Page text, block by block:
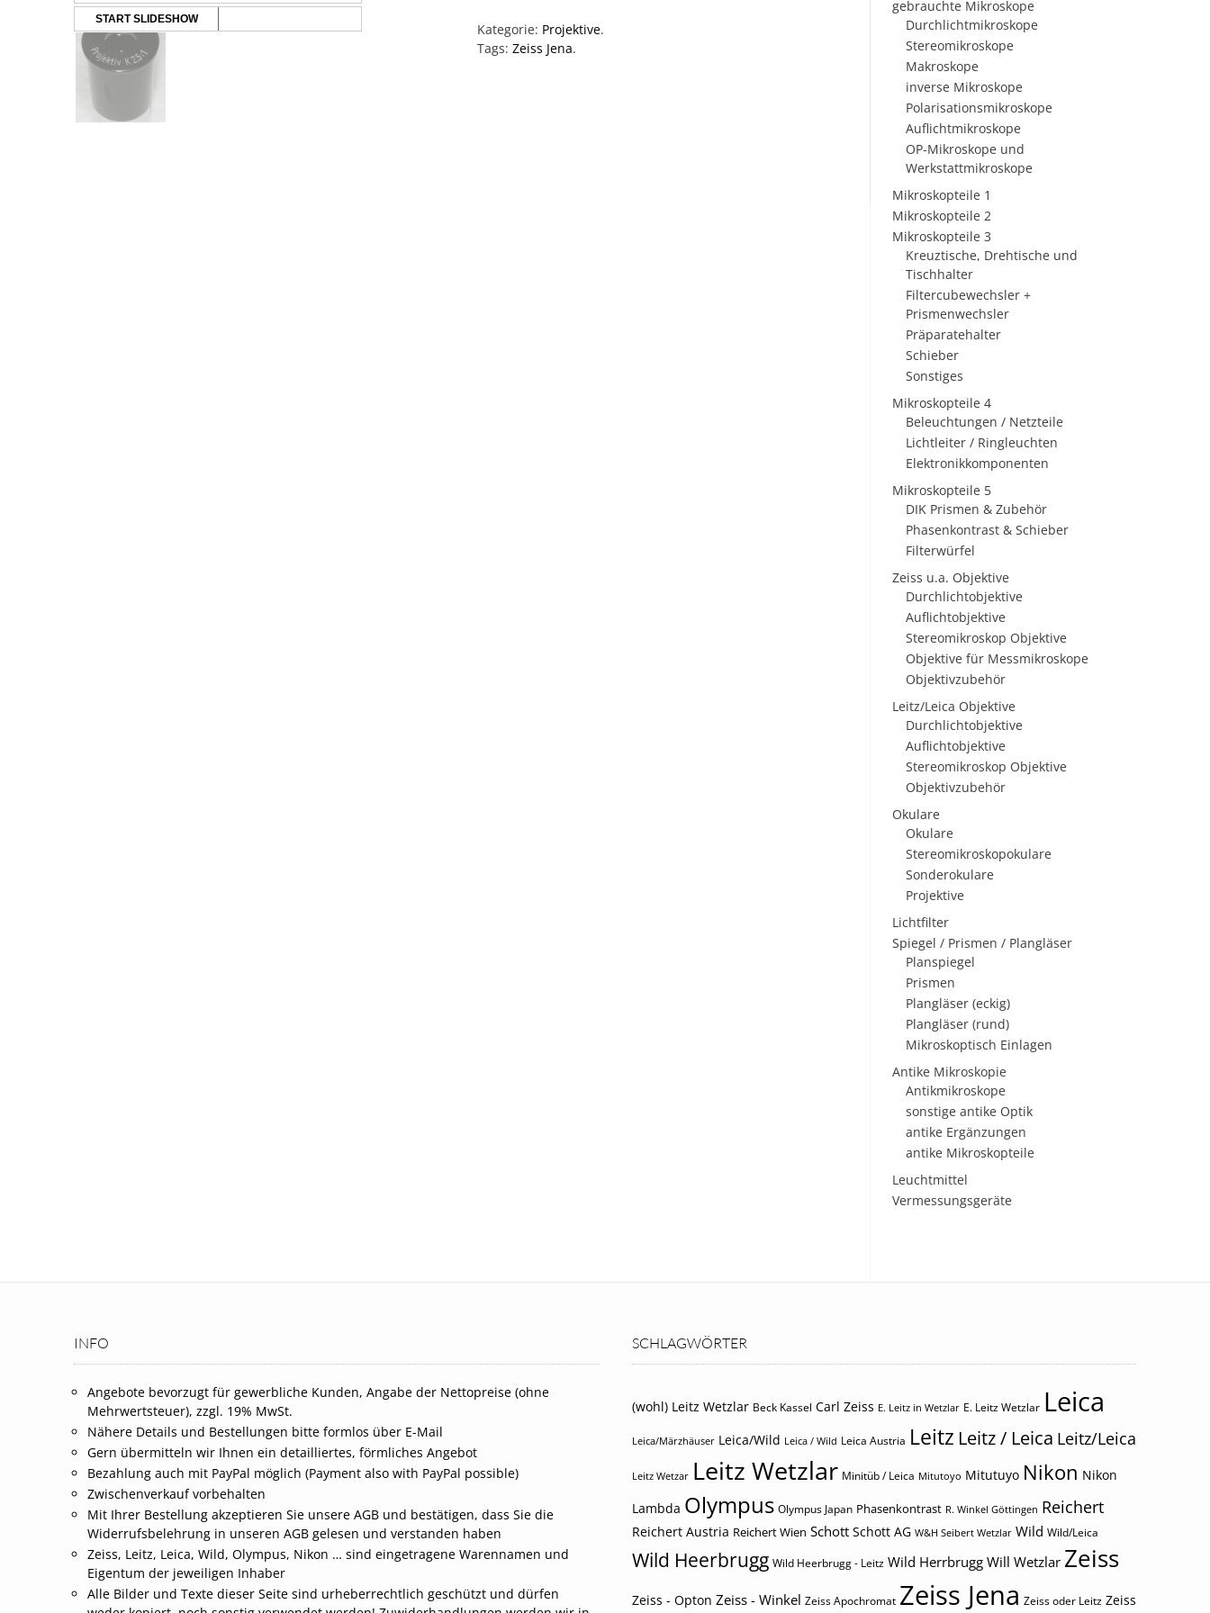
START SLIDESHOW
Kategorie: Projektive.
Tags: Zeiss Jena.
gebrauchte Mikroskope
Durchlichtmikroskope
Stereomikroskope
Makroskope
inverse Mikroskope
Polarisationsmikroskope
Auflichtmikroskope
OP-Mikroskope und
Werkstattmikroskope
Mikroskopteile 1
Mikroskopteile 2
Mikroskopteile 3
Kreuztische, Drehtische und
Tischhalter
Filtercubewechsler +
Prismenwechsler
Präparatehalter
Schieber
Sonstiges
Mikroskopteile 4
Beleuchtungen / Netzteile
Lichtleiter / Ringleuchten
Elektronikkomponenten
Mikroskopteile 5
DIK Prismen & Zubehör
Phasenkontrast & Schieber
Filterwürfel
Zeiss u.a. Objektive
Durchlichtobjektive
Auflichtobjektive
Stereomikroskop Objektive
Objektive für Messmikroskope
Objektivzubehör
Leitz/Leica Objektive
Durchlichtobjektive
Auflichtobjektive
Stereomikroskop Objektive
Objektivzubehör
Okulare
Okulare
Stereomikroskopokulare
Sonderokulare
Projektive
Lichtfilter
Spiegel / Prismen / Plangläser
Planspiegel
Prismen
Plangläser (eckig)
Plangläser (rund)
Mikroskoptisch Einlagen
Antike Mikroskopie
Antikmikroskope
sonstige antike Optik
antike Ergänzungen
antike Mikroskopteile
Leuchtmittel
Vermessungsgeräte
INFO
Angebote bevorzugt für gewerbliche Kunden, Angabe der Nettopreise (ohne
Mehrwertsteuer), zzgl. 19% MwSt.
Nähere Details und Bestellungen bitte formlos über E-Mail
Gern übermitteln wir Ihnen ein detailliertes, förmliches Angebot
Bezahlung auch mit PayPal möglich (Payment also with PayPal possible)
Zwischenverkauf vorbehalten
Mit Ihrer Bestellung akzeptieren Sie unsere AGB und bestätigen, dass Sie die
Widerrufsbelehrung in unseren AGB gelesen und verstanden haben
Zeiss, Leitz, Leica, Wild, Olympus, Nikon … sind eingetragene Warennamen und
Eigentum der jeweiligen Inhaber
Alle Bilder und Texte dieser Seite sind urheberrechtlich geschützt und dürfen
SCHLAGWÖRTER
(wohl) Leitz Wetzlar Beck Kassel Carl Zeiss E. Leitz in Wetzlar E. Leitz Wetzlar Leica
Leica/Märzhäuser Leica/Wild Leica / Wild Leica Austria Leitz Leitz / Leica Leitz/Leica
Leitz Wetzar Leitz Wetzlar Minitüb / Leica Mitutoyo Mitutuyo Nikon Nikon
Lambda Olympus Olympus Japan Phasenkontrast R. Winkel Göttingen Reichert
Reichert Austria Reichert Wien Schott Schott AG W&H Seibert Wetzlar Wild Wild/Leica
Wild Heerbrugg Wild Heerbrugg - Leitz Wild Herrbrugg Will Wetzlar Zeiss
Zeiss - Opton Zeiss - Winkel Zeiss Apochromat Zeiss Jena Zeiss oder Leitz Zeiss